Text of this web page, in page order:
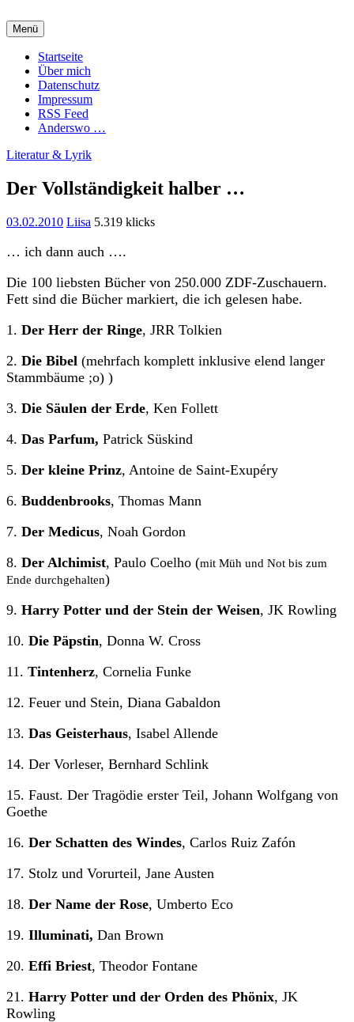
Inhalt
springen
Charming Quark
Menü
Startseite
Über mich
Datenschutz
Impressum
RSS Feed
Anderswo …
Literatur & Lyrik
Der Vollständigkeit halber …
03.02.2010 Liisa 5.319 klicks
… ich dann auch ….
Die 100 liebsten Bücher von 250.000 ZDF-Zuschauern.
Fett sind die Bücher markiert, die ich gelesen habe.
1. Der Herr der Ringe, JRR Tolkien
2. Die Bibel (mehrfach komplett inklusive elend langer
Stammbäume ;o) )
3. Die Säulen der Erde, Ken Follett
4. Das Parfum, Patrick Süskind
5. Der kleine Prinz, Antoine de Saint-Exupéry
6. Buddenbrooks, Thomas Mann
7. Der Medicus, Noah Gordon
8. Der Alchimist, Paulo Coelho (mit Müh und Not bis zum
Ende durchgehalten)
9. Harry Potter und der Stein der Weisen, JK Rowling
10. Die Päpstin, Donna W. Cross
11. Tintenherz, Cornelia Funke
12. Feuer und Stein, Diana Gabaldon
13. Das Geisterhaus, Isabel Allende
14. Der Vorleser, Bernhard Schlink
15. Faust. Der Tragödie erster Teil, Johann Wolfgang von
Goethe
16. Der Schatten des Windes, Carlos Ruiz Zafón
17. Stolz und Vorurteil, Jane Austen
18. Der Name der Rose, Umberto Eco
19. Illuminati, Dan Brown
20. Effi Briest, Theodor Fontane
21. Harry Potter und der Orden des Phönix, JK
Rowling